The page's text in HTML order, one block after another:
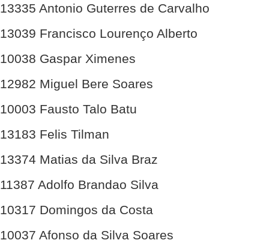
13335 Antonio Guterres de Carvalho
13039 Francisco Lourenço Alberto
10038 Gaspar Ximenes
12982 Miguel Bere Soares
10003 Fausto Talo Batu
13183 Felis Tilman
13374 Matias da Silva Braz
11387 Adolfo Brandao Silva
10317 Domingos da Costa
10037 Afonso da Silva Soares